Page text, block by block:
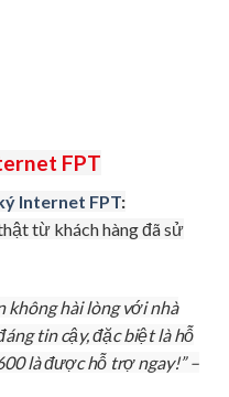
FPT
Internet FPT:
từ khách hàng đã sử
không hài lòng với nhà
tin cậy, đặc biệt là hỗ
là được hỗ trợ ngay!” –